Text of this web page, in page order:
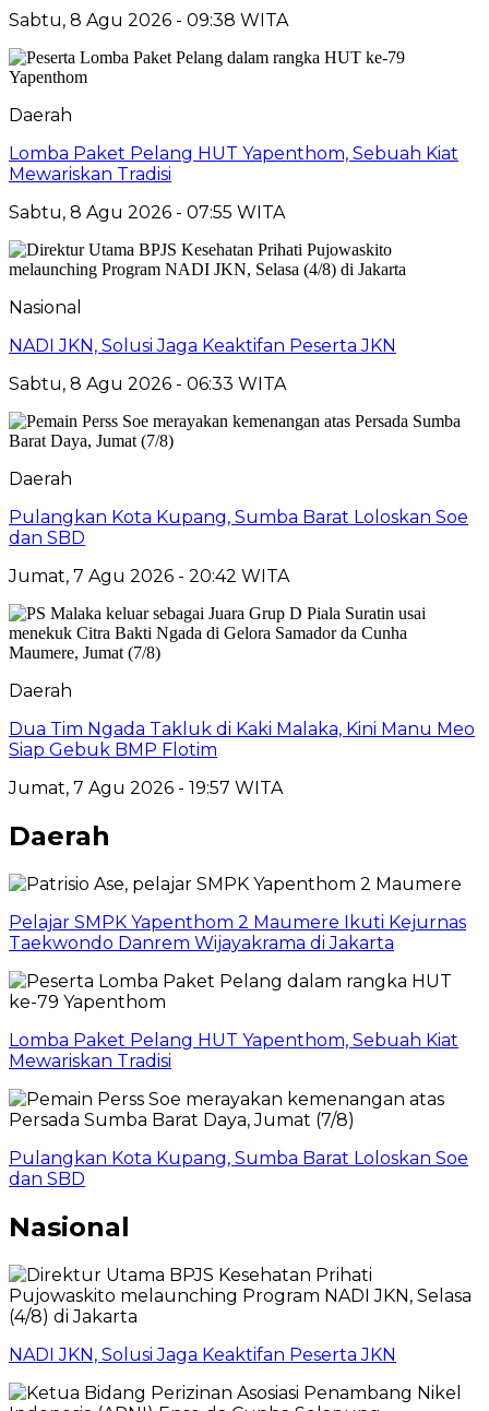
Sabtu, 8 Agu 2026 - 09:38 WITA
Daerah
Lomba Paket Pelang HUT Yapenthom, Sebuah Kiat
Mewariskan Tradisi
Sabtu, 8 Agu 2026 - 07:55 WITA
Nasional
NADI JKN, Solusi Jaga Keaktifan Peserta JKN
Sabtu, 8 Agu 2026 - 06:33 WITA
Daerah
Pulangkan Kota Kupang, Sumba Barat Loloskan Soe
dan SBD
Jumat, 7 Agu 2026 - 20:42 WITA
Daerah
Dua Tim Ngada Takluk di Kaki Malaka, Kini Manu Meo
Siap Gebuk BMP Flotim
Jumat, 7 Agu 2026 - 19:57 WITA
Daerah
Pelajar SMPK Yapenthom 2 Maumere Ikuti Kejurnas
Taekwondo Danrem Wijayakrama di Jakarta
Lomba Paket Pelang HUT Yapenthom, Sebuah Kiat
Mewariskan Tradisi
Pulangkan Kota Kupang, Sumba Barat Loloskan Soe
dan SBD
Nasional
NADI JKN, Solusi Jaga Keaktifan Peserta JKN